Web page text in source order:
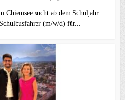
Chiemsee sucht ab dem Schuljahr
(m/w/d) für...